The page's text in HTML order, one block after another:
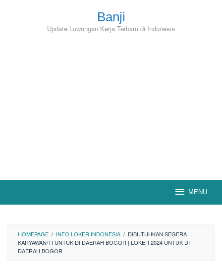
Banji
Update Lowongan Kerja Terbaru di Indonesia
MENU
HOMEPAGE / INFO LOKER INDONESIA / DIBUTUHKAN SEGERA
KARYAWAN/TI UNTUK DI DAERAH BOGOR | LOKER 2024 UNTUK DI
DAERAH BOGOR